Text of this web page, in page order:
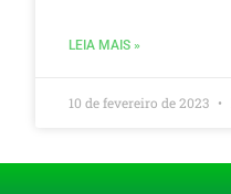
LEIA MAIS »
10 de fevereiro de 2023